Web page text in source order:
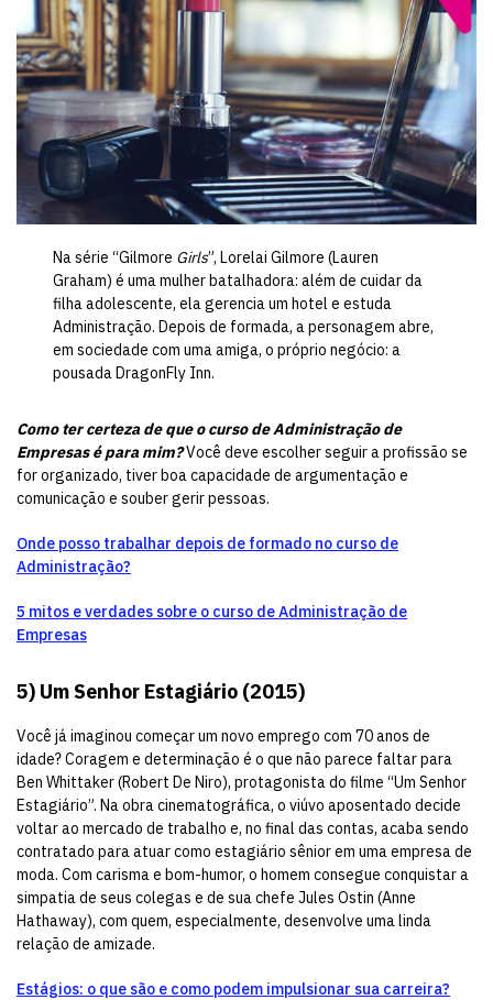
Na série “Gilmore Girls”, Lorelai Gilmore (Lauren
Graham) é uma mulher batalhadora: além de cuidar da
filha adolescente, ela gerencia um hotel e estuda
Administração. Depois de formada, a personagem abre,
em sociedade com uma amiga, o próprio negócio: a
pousada DragonFly Inn.
Como ter certeza de que o curso de Administração de
Empresas é para mim?Você deve escolher seguir a profissão se
for organizado, tiver boa capacidade de argumentação e
comunicação e souber gerir pessoas.
Onde posso trabalhar depois de formado no curso de
Administração?
5 mitos e verdades sobre o curso de Administração de
Empresas
5) Um Senhor Estagiário (2015)
Você já imaginou começar um novo emprego com 70 anos de
idade? Coragem e determinação é o que não parece faltar para
Ben Whittaker (Robert De Niro), protagonista do filme “Um Senhor
Estagiário”. Na obra cinematográfica, o viúvo aposentado decide
voltar ao mercado de trabalho e, no final das contas, acaba sendo
contratado para atuar como estagiário sênior em uma empresa de
moda. Com carisma e bom-humor, o homem consegue conquistar a
simpatia de seus colegas e de sua chefe Jules Ostin (Anne
Hathaway), com quem, especialmente, desenvolve uma linda
relação de amizade.
Estágios: o que são e como podem impulsionar sua carreira?